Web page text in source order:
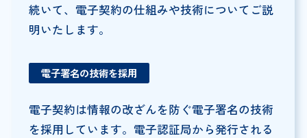
続いて、電子契約の仕組みや技術についてご説
明いたします。
電子署名の技術を採用
電子契約は情報の改ざんを防ぐ電子署名の技術
を採用しています。電子認証局から発行される